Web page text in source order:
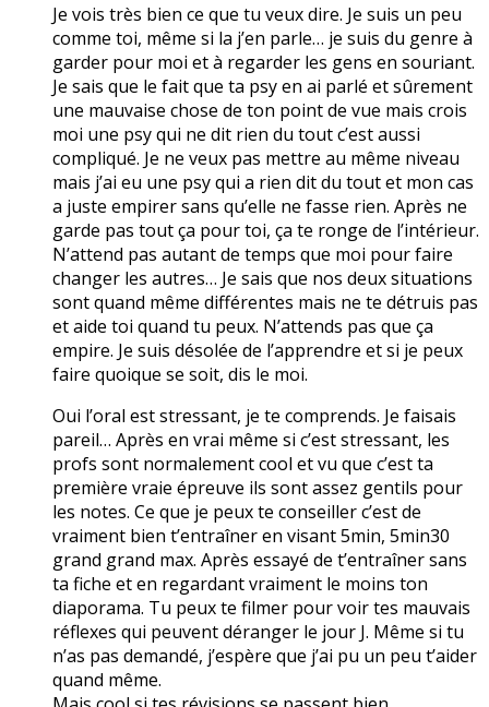
Je vois très bien ce que tu veux dire. Je suis un peu
comme toi, même si la j’en parle… je suis du genre à
garder pour moi et à regarder les gens en souriant.
Je sais que le fait que ta psy en ai parlé et sûrement
une mauvaise chose de ton point de vue mais crois
moi une psy qui ne dit rien du tout c’est aussi
compliqué. Je ne veux pas mettre au même niveau
mais j’ai eu une psy qui a rien dit du tout et mon cas
a juste empirer sans qu’elle ne fasse rien. Après ne
garde pas tout ça pour toi, ça te ronge de l’intérieur.
N’attend pas autant de temps que moi pour faire
changer les autres… Je sais que nos deux situations
sont quand même différentes mais ne te détruis pas
et aide toi quand tu peux. N’attends pas que ça
empire. Je suis désolée de l’apprendre et si je peux
faire quoique se soit, dis le moi.
Oui l’oral est stressant, je te comprends. Je faisais
pareil… Après en vrai même si c’est stressant, les
profs sont normalement cool et vu que c’est ta
première vraie épreuve ils sont assez gentils pour
les notes. Ce que je peux te conseiller c’est de
vraiment bien t’entraîner en visant 5min, 5min30
grand grand max. Après essayé de t’entraîner sans
ta fiche et en regardant vraiment le moins ton
diaporama. Tu peux te filmer pour voir tes mauvais
réflexes qui peuvent déranger le jour J. Même si tu
n’as pas demandé, j’espère que j’ai pu un peu t’aider
quand même.